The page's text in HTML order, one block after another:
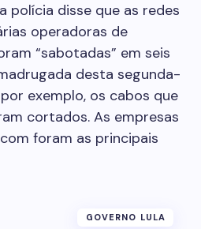
polícia disse que as redes
operadoras de
“sabotadas” em seis
desta segunda-
exemplo, os cabos que
cortados. As empresas
foram as principais
GOVERNO LULA